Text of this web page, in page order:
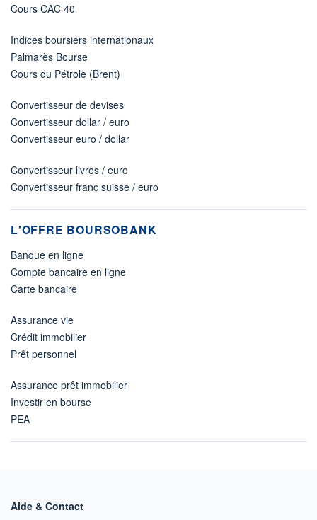
Cours CAC 40
Indices boursiers internationaux
Palmarès Bourse
Cours du Pétrole (Brent)
Convertisseur de devises
Convertisseur dollar / euro
Convertisseur euro / dollar
Convertisseur livres / euro
Convertisseur franc suisse / euro
L'OFFRE BOURSOBANK
Banque en ligne
Compte bancaire en ligne
Carte bancaire
Assurance vie
Crédit immobilier
Prêt personnel
Assurance prêt immobilier
Investir en bourse
PEA
Aide & Contact